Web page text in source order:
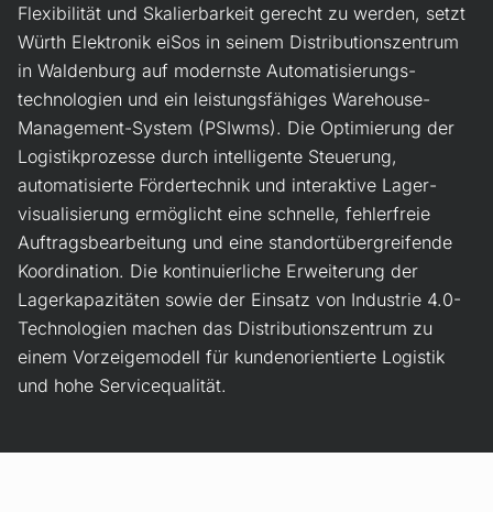
Flexibilität und Skalierbarkeit gerecht zu werden, setzt
Würth Elektronik eiSos in seinem Distributionszentrum
in Waldenburg auf modernste Auto­matisierungs­
technologien und ein leistungsfähiges Warehouse-
Management-System (PSIwms). Die Optimierung der
Logistikprozesse durch intelligente Steuerung,
automatisierte Fördertechnik und interaktive Lager­
visualisierung ermöglicht eine schnelle, fehlerfreie
Auftragsbearbeitung und eine standort­über­greifende
Koordination. Die kontinuierliche Erweiterung der
Lagerkapazitäten sowie der Einsatz von Industrie 4.0-
Technologien machen das Distributionszentrum zu
einem Vorzeigemodell für kundenorientierte Logistik
und hohe Servicequalität.